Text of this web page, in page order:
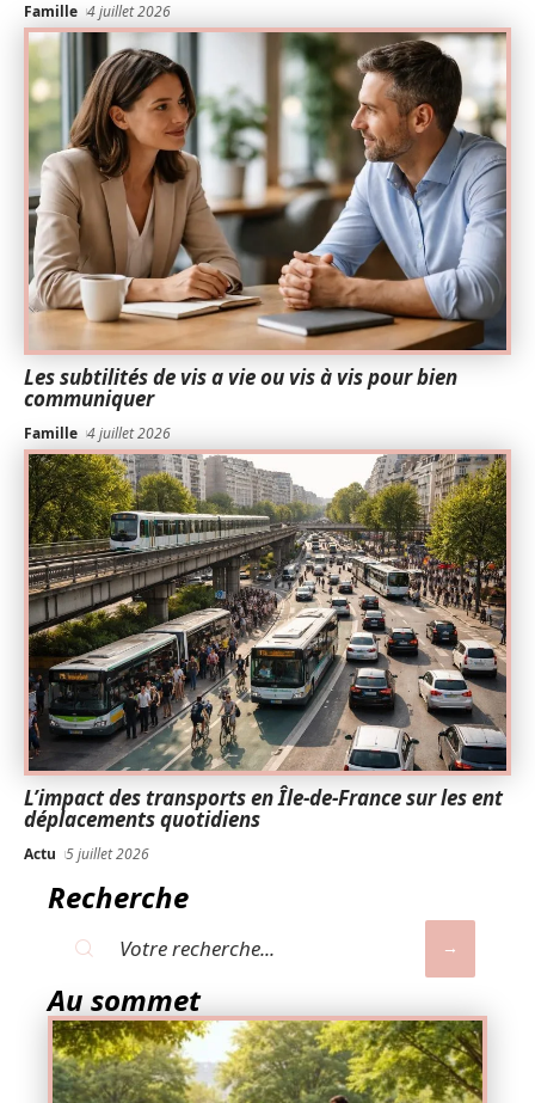
Famille 4 juillet 2026
Les subtilités de vis a vie ou vis à vis pour bien
communiquer
Famille 4 juillet 2026
L’impact des transports en Île-de-France sur les ent
déplacements quotidiens
Actu 5 juillet 2026
Recherche
Au sommet